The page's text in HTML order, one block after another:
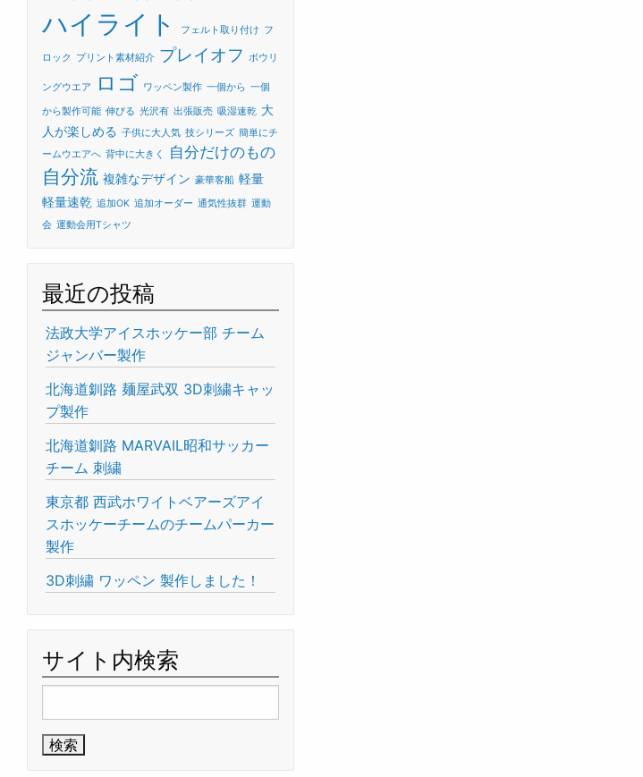
ハイライト フェルト取り付け フ
ロック プリント素材紹介 プレイオフ ボウリ
ングウエア ロゴ ワッペン製作 一個から 一個
から製作可能 伸びる 光沢有 出張販売 吸湿速乾 大
人が楽しめる 子供に大人気 技シリーズ 簡単にチ
ームウエアへ 背中に大きく 自分だけのもの
自分流 複雑なデザイン 豪華客船 軽量
軽量速乾 追加OK 追加オーダー 通気性抜群 運動
会 運動会用Tシャツ
最近の投稿
法政大学アイスホッケー部 チーム
ジャンバー製作
北海道釧路 麺屋武双 3D刺繍キャッ
プ製作
北海道釧路 MARVAIL昭和サッカー
チーム 刺繍
東京都 西武ホワイトベアーズアイ
スホッケーチームのチームパーカー
製作
3D刺繍 ワッペン 製作しました！
サイト内検索
索: